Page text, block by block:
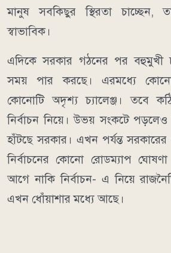
মানুষ সবকিছুর স্থিরতা চাচ্ছেন,
স্বাভাবিক।
এদিকে সরকার গঠনের পর বহুমুখী
সময় পার করছে। এরমধ্যে
কোনোটি অদৃশ্য চ্যালেঞ্জ। তবে
নির্বাচন নিয়ে। উভয় সংকটে
হাঁটছে সরকার। এখন পর্যন্ত সরকারের
নির্বাচনের কোনো রোডম্যাপ
আগে নাকি নির্বাচন- এ নিয়ে
এখন ধোঁয়াশার মধ্যে আছে।